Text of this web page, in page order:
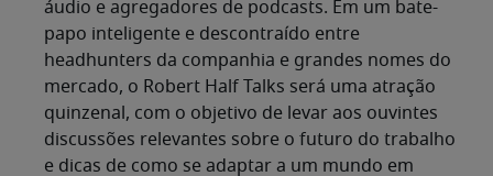
áudio e agregadores de podcasts. Em um bate-
papo inteligente e descontraído entre
headhunters da companhia e grandes nomes do
mercado, o Robert Half Talks será uma atração
quinzenal, com o objetivo de levar aos ouvintes
discussões relevantes sobre o futuro do trabalho
e dicas de como se adaptar a um mundo em